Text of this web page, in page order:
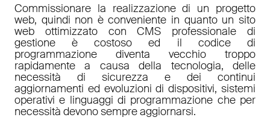
Commissionare la realizzazione di un progetto
web, quindi non è conveniente in quanto un sito
web ottimizzato con CMS professionale di
gestione è costoso ed il codice di
programmazione diventa vecchio troppo
rapidamente a causa della tecnologia, delle
necessità di sicurezza e dei continui
aggiornamenti ed evoluzioni di dispositivi, sistemi
operativi e linguaggi di programmazione che per
necessità devono sempre aggiornarsi.